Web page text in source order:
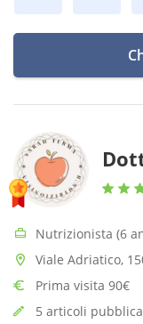
Nutrizionista (6
Viale Adriatico,
Prima visita 90€
5 articoli